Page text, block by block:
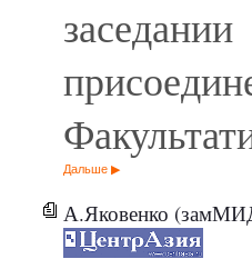
Дальше
А.Яковенко (замМИД РФ):